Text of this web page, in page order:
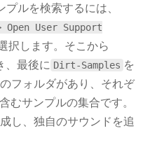
ルを検索するには、
Open User Support
択します。そこから
最後に Dirt-Samples を
フォルダがあり、それぞ
むサンプルの集合です。
し、独自のサウンドを追